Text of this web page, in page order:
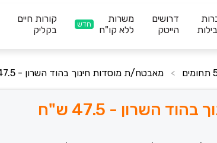
דרושים
הייטק
משרות
ללא קו"ח
חדש
קורות חיים
בקליק
> מאבטח/ת מוסדות חינוך בהוד השרון - 47.5 ש"ח
השרון - 47.5 ש"ח